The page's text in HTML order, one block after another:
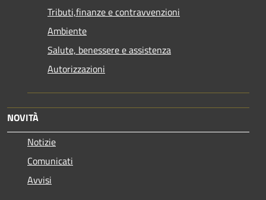
Tributi,finanze e contravvenzioni
Ambiente
Salute, benessere e assistenza
Autorizzazioni
NOVITÀ
Notizie
Comunicati
Avvisi